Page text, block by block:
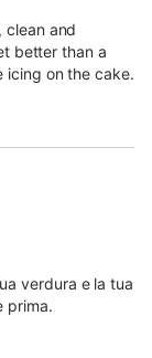
clean and
better than a
icing on the cake.
verdura e la tua
prima.